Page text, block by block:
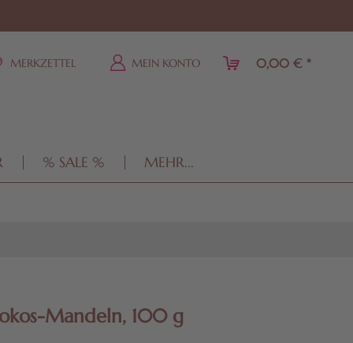
MERKZETTEL MEIN KONTO 0,00 € *
% SALE % MEHR...
Mandeln, 100 g